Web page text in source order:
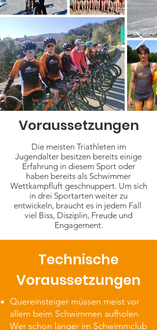
Voraussetzungen
Die meisten Triathleten im
Jugendalter besitzen bereits einige
Erfahrung in diesem Sport oder
haben bereits als Schwimmer
Wettkampfluft geschnuppert. Um sich
in drei Sportarten weiter zu
entwickeln, braucht es in jedem Fall
viel Biss, Disziplin, Freude und
Engagement.
Technische
Voraussetzungen
Quereinsteiger müssen meist vor
allem beim Schwimmen aufholen.
Wer schon länger im Schwimmclub